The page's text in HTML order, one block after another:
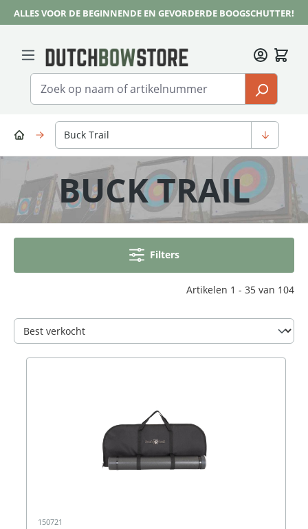
Ga naar de hoofdinhoud
ALLES VOOR DE BEGINNENDE EN GEVORDERDE BOOGSCHUTTER!
Buck Trail
BUCK TRAIL
Filters
Artikelen 1 - 35 van 104
150721